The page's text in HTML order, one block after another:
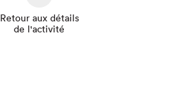
Retour aux détails
de l'activité